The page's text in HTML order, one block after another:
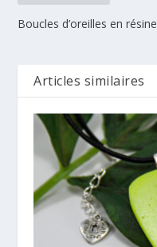
Boucles d’oreilles en résine
Articles similaires